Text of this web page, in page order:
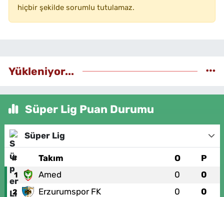
hiçbir şekilde sorumlu tutulamaz.
Yükleniyor...
Süper Lig Puan Durumu
Süper Lig
# Takım O P
1 Amed 0 0
2 Erzurumspor FK 0 0